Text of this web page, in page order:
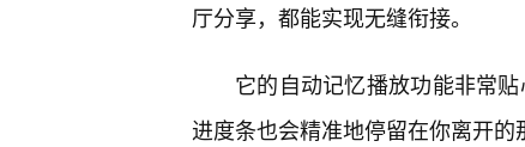
厅分享，都能实现无缝衔接。
它的自动记忆播放功能非常
进度条也会精准地停留在你离开的